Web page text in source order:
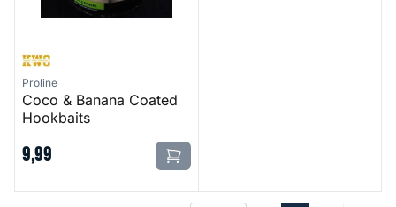
Proline
Coco & Banana Coated
Hookbaits
9,99